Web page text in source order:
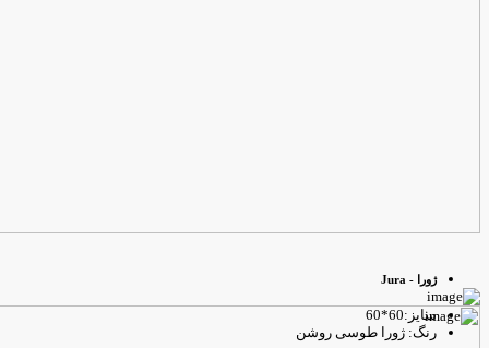
ژورا - Jura
سایز:60*60
رنگ: ژورا طوسی روشن